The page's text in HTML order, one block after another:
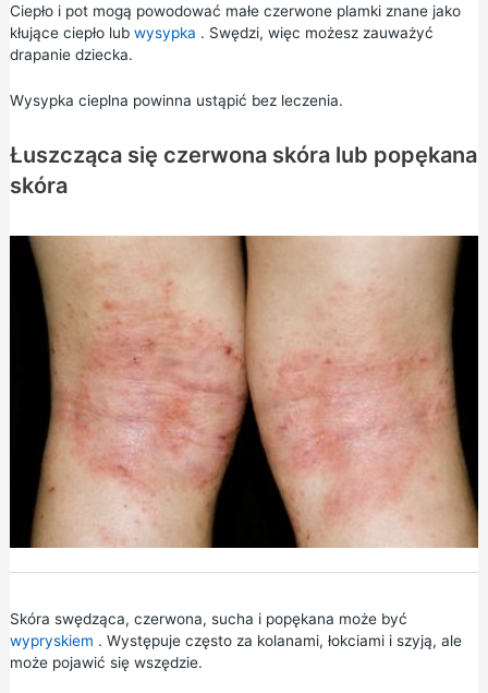
Ciepło i pot mogą powodować małe czerwone plamki znane jako
kłujące ciepło lub wysypka . Swędzi, więc możesz zauważyć
drapanie dziecka.
Wysypka cieplna powinna ustąpić bez leczenia.
Łuszcząca się czerwona skóra lub popękana
skóra
Skóra swędząca, czerwona, sucha i popękana może być
wypryskiem . Występuje często za kolanami, łokciami i szyją, ale
może pojawić się wszędzie.